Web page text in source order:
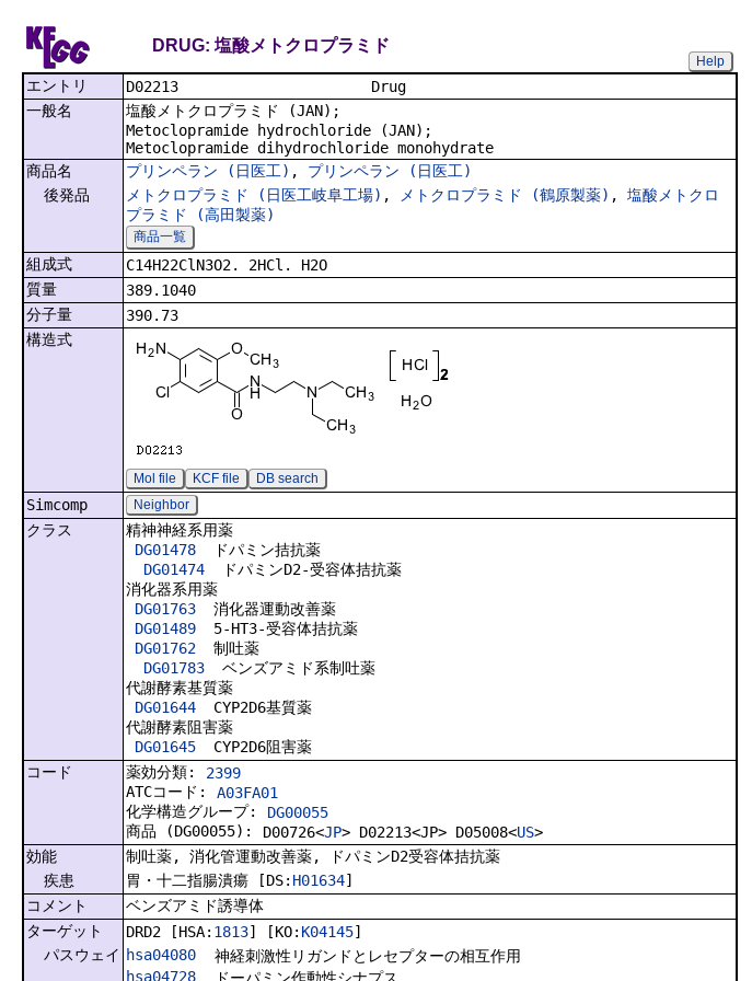
DRUG: 塩酸メトクロプラミド
Help
エントリ
D02213 Drug
一般名
塩酸メトクロプラミド (JAN);
Metoclopramide hydrochloride (JAN);
Metoclopramide dihydrochloride monohydrate
商品名
プリンペラン (日医工) , プリンペラン (日医工)
後発品
メトクロプラミド (日医工岐阜工場) , メトクロプラミド (鶴原製薬) , 塩酸メトクロ
プラミド (高田製薬)
商品一覧
組成式
C14H22ClN3O2. 2HCl. H2O
質量
389.1040
分子量
390.73
構造式
Mol file KCF file DB search
Simcomp Neighbor
クラス
精神神経系用薬
DG01478 ドパミン拮抗薬
DG01474 ドパミンD2-受容体拮抗薬
消化器系用薬
DG01763 消化器運動改善薬
DG01489 5-HT3-受容体拮抗薬
DG01762 制吐薬
DG01783 ベンズアミド系制吐薬
代謝酵素基質薬
DG01644 CYP2D6基質薬
代謝酵素阻害薬
DG01645 CYP2D6阻害薬
コード
薬効分類:
2399
ATCコード: A03FA01
化学構造グループ:
DG00055
商品 (DG00055):
D00726<JP> D02213<JP> D05008<US>
効能
制吐薬, 消化管運動改善薬, ドパミンD2受容体拮抗薬
疾患
胃・十二指腸潰瘍 [DS: H01634]
コメント
ベンズアミド誘導体
ターゲット
DRD2 [HSA: 1813] [KO: K04145]
パスウェイ hsa04080
神経刺激性リガンドとレセプターの相互作用
hsa04728